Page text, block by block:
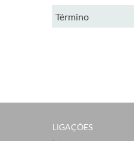
​Término
LIGAÇÕES​